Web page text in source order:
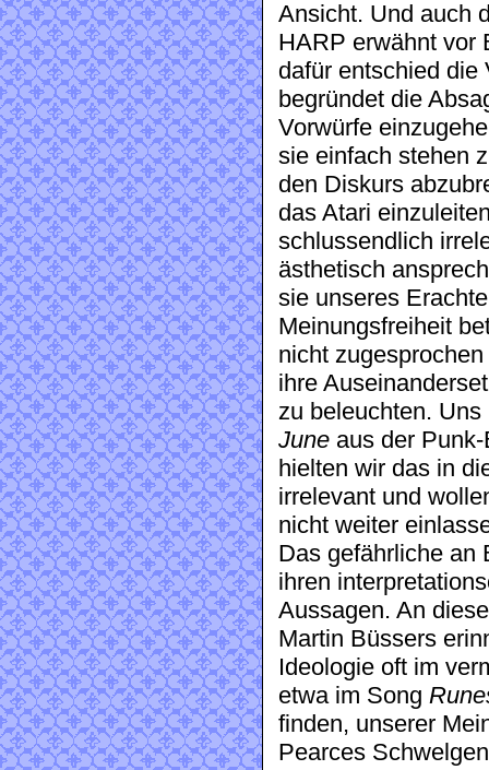
Ansicht. Und auch
HARP erwähnt vor
dafür entschied die
begründet die
Vorwürfe
sie einfach stehen
den Diskurs
das Atari
schlussendlich
ästhetisch
sie unseres
Meinungsfreiheit
nicht
ihre
zu beleuchten.
June aus der
hielten wir das in
irrelevant und
nicht weiter
Das gefährliche an
ihren
Aussagen. An
Martin Büssers
Ideologie oft im
etwa im Song
finden, unserer
Pearces